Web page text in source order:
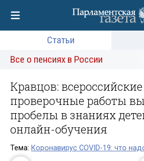
Статьи
Все о пенсиях в России
Кравцов: всероссийские
проверочные работы
пробелы в знаниях
онлайн-обучения
Тема: Коронавирус COVID-19: что